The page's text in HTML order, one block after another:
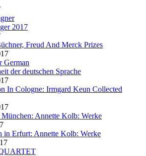
2017
Freud And Merck Prizes
German
der deutschen Sprache
In Cologne: Irmgard Keun Collected
Annette Kolb: Werke
in Erfurt: Annette Kolb: Werke